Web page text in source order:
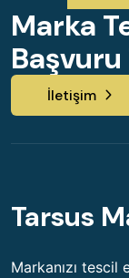
Marka
İletişim
Tarsus
Markanızı